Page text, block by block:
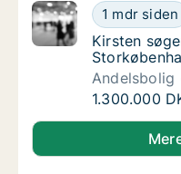
Kirsten
1 mdr siden
Kirsten
Kirsten
Andelsbolig
Kirsten
1.300.000
Kirsten søger